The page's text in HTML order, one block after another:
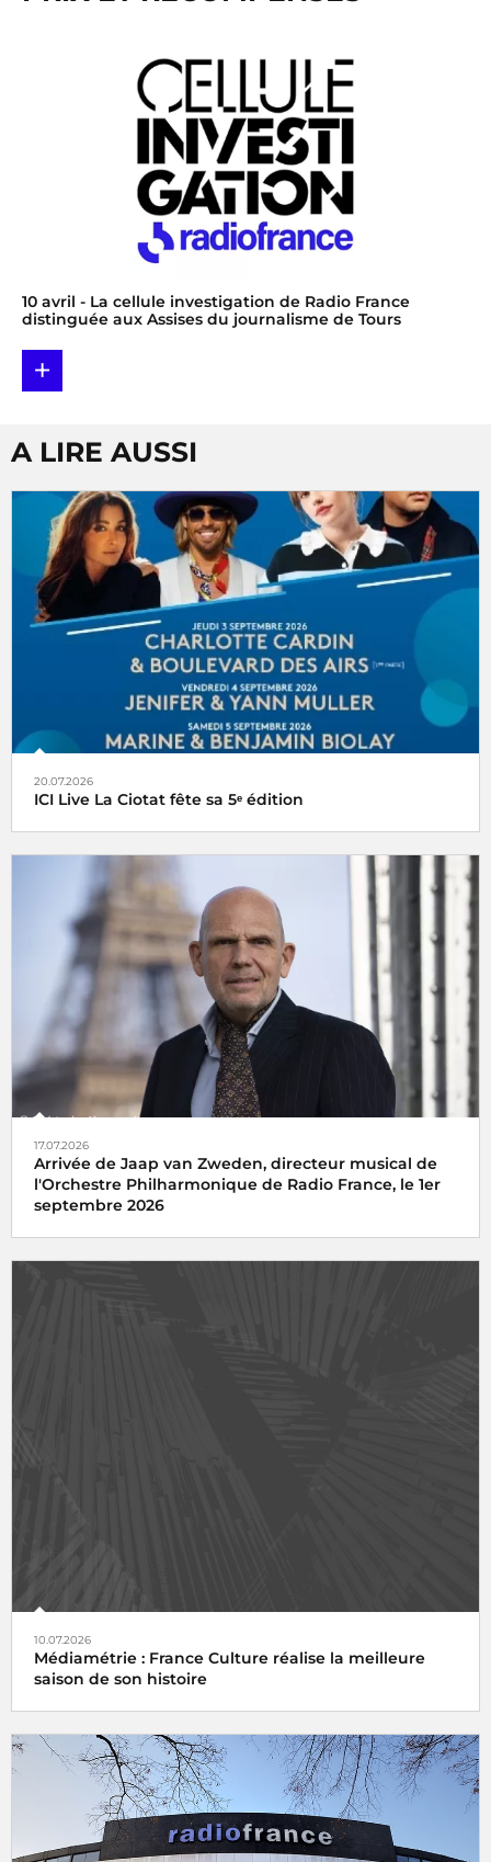
10 avril - La cellule investigation de Radio France
distinguée aux Assises du journalisme de Tours
+
A LIRE AUSSI
20.07.2026
ICI Live La Ciotat fête sa 5ᵉ édition
17.07.2026
Arrivée de Jaap van Zweden, directeur musical de
l'Orchestre Philharmonique de Radio France, le 1er
septembre 2026
10.07.2026
Médiamétrie : France Culture réalise la meilleure
saison de son histoire